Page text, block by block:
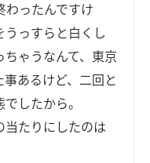
わったんですけ
うっすらと白くし
ゃうなんて、東京
あるけど、二回と
したから。
たりにしたのは